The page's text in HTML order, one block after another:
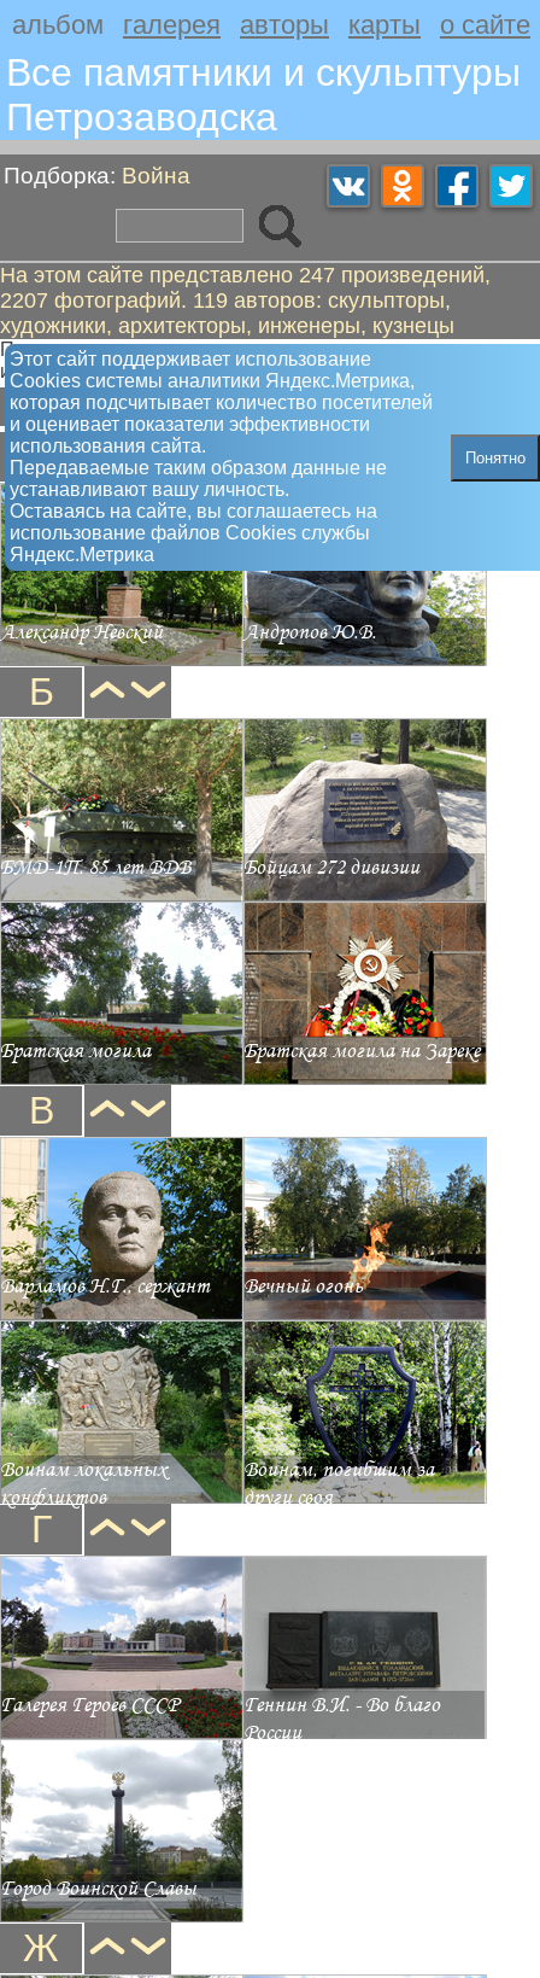
альбом галерея авторы карты о сайте
Все памятники и скульптуры
Петрозаводскa
Подборка: Война
На этом сайте представлено 247 произведений,
2207 фотографий. 119 авторов: скульпторы,
художники, архитекторы, инженеры, кузнецы
Этот сайт поддерживает использование
Сookies системы аналитики Яндекс.Метрика,
которая подсчитывает количество посетителей
и оценивает показатели эффективности
использования сайта.
Передаваемые таким образом данные не
устанавливают вашу личность.
Оставаясь на сайте, вы соглашаетесь на
использование файлов Сookies службы
Яндекс.Метрика
Понятно
Петрозаводчане чтят воинов, сражавшихся за нашу страну
и помнят жертв этих войн
А Б В Г Ж З К Л М Н О П Р С Т Ч
А
Александр Невский Андропов Ю.В.
Б
БМД-1П. 85 лет ВДВ Бойцам 272 дивизии
Братская могила Братская могила на Зареке
В
Варламов Н.Г., сержант Вечный огонь
Воинам локальных
конфликтов
Воинам, погибшим за
други своя
Г
Галерея Героев СССР
Геннин В.И. - Во благо
России
Город Воинской Славы
Ж